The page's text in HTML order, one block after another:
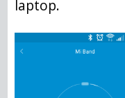
laptop.